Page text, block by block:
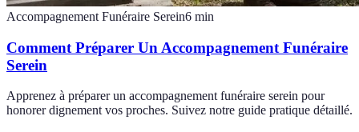
Accompagnement Funéraire Serein6 min
Comment Préparer Un Accompagnement Funéraire
Serein
Apprenez à préparer un accompagnement funéraire serein pour
honorer dignement vos proches. Suivez notre guide pratique détaillé.